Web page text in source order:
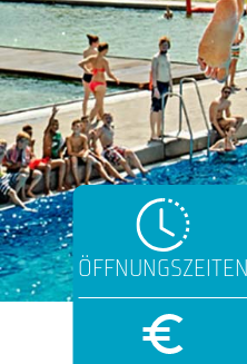
ÖFFNUNGSZEITEN